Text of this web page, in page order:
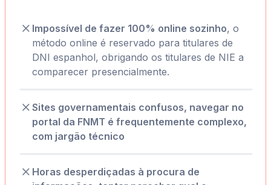
Impossível de fazer 100% online sozinho, o
método online é reservado para titulares de
DNI espanhol, obrigando os titulares de NIE a
comparecer presencialmente.
Sites governamentais confusos, navegar no
portal da FNMT é frequentemente complexo,
com jargão técnico
Horas desperdiçadas à procura de